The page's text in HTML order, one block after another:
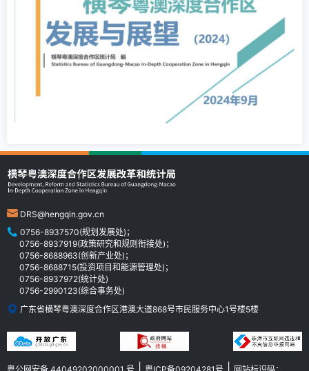
DRS@hengqin.gov.cn
0756-8937570(规划发展处)；
0756-8937919(政策研究和规则衔接处)；
0756-8688963(创新产业处)；
0756-8688715(投资项目和能源管理处)；
0756-8937972(统计处)
0756-2990123(综合事务处)
广东省横琴粤澳深度合作区港澳大道868号市民服务中心1号楼5楼